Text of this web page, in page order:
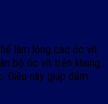
làm lỏng các ốc vít.
bộ ốc vít trên khung
Điều này giúp đảm